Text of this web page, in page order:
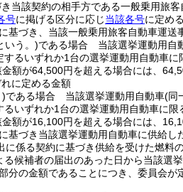
当該契約の相手方である一般乗用旅
号に掲げる区分に応じ当該各号に定め
づき、当該一般乗用旅客自動車運送
いう。)である場合 当該選挙運動用自
るいずれか1台の選挙運動用自動車に
額が64,500円を超える場合には、
に定める金額
)である場合 当該選挙運動用自動車(同
いずれか1台の選挙運動用自動車に限
額が16,100円を超える場合には、
づき当該選挙運動用自動車に供給し
に係る契約に基づき供給を受けた燃料
候補者の届出のあった日から当該選
の金額であることにつき、委員会が